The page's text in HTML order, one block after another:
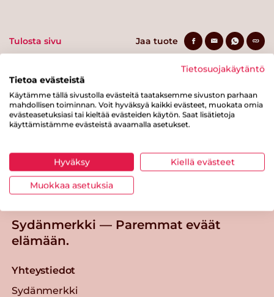
Tulosta sivu Jaa tuote
Tästä merkistä tunnistat
Sydänmerkki-tuotteen
Takaisin ylös
Sydänmerkki — Paremmat eväät
elämään.
Yhteystiedot
Sydänmerkki
Tietosuojakäytäntö
Tietoa evästeistä
Käytämme tällä sivustolla evästeitä taataksemme sivuston parhaan
mahdollisen toiminnan. Voit hyväksyä kaikki evästeet, muokata omia
evästeasetuksiasi tai kieltää evästeiden käytön. Saat lisätietoja
käyttämistämme evästeistä avaamalla asetukset.
Hyväksy Kiellä evästeet
Muokkaa asetuksia